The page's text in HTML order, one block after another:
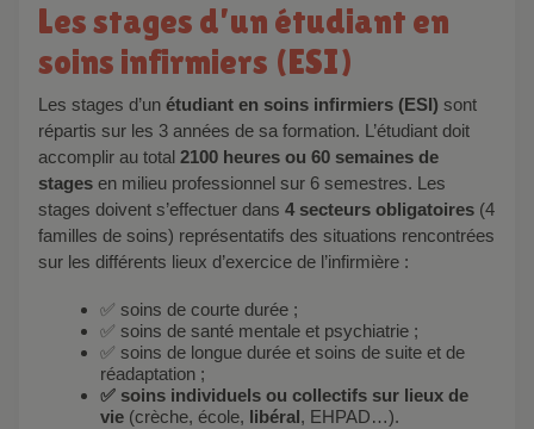
Les stages d’un étudiant en
soins infirmiers (ESI)
Les stages d’un étudiant en soins infirmiers (ESI) sont
répartis sur les 3 années de sa formation. L’étudiant doit
accomplir au total 2100 heures ou 60 semaines de
stages en milieu professionnel sur 6 semestres. Les
stages doivent s’effectuer dans 4 secteurs obligatoires (4
familles de soins) représentatifs des situations rencontrées
sur les différents lieux d’exercice de l’infirmière :
✅ soins de courte durée ;
✅ soins de santé mentale et psychiatrie ;
✅ soins de longue durée et soins de suite et de
réadaptation ;
✅ soins individuels ou collectifs sur lieux de
vie (crèche, école, libéral , EHPAD…).